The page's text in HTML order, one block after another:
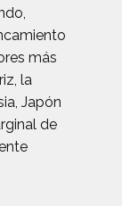
más
la
Japón
de